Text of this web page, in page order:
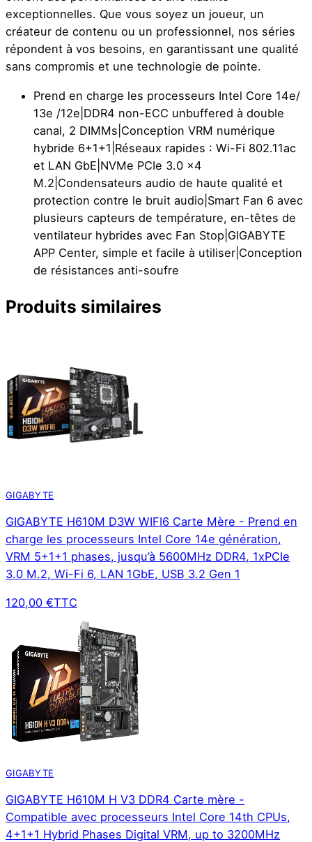
exceptionnelles. Que vous soyez un joueur, un
créateur de contenu ou un professionnel, nos séries
répondent à vos besoins, en garantissant une qualité
sans compromis et une technologie de pointe.
Prend en charge les processeurs Intel Core 14e/
13e /12e|DDR4 non-ECC unbuffered à double
canal, 2 DIMMs|Conception VRM numérique
hybride 6+1+1|Réseaux rapides : Wi-Fi 802.11ac
et LAN GbE|NVMe PCIe 3.0 x4
M.2|Condensateurs audio de haute qualité et
protection contre le bruit audio|Smart Fan 6 avec
plusieurs capteurs de température, en-têtes de
ventilateur hybrides avec Fan Stop|GIGABYTE
APP Center, simple et facile à utiliser|Conception
de résistances anti-soufre
Produits similaires
GIGABYTE
GIGABYTE H610M D3W WIFI6 Carte Mère - Prend en
charge les processeurs Intel Core 14e génération,
VRM 5+1+1 phases, jusqu’à 5600MHz DDR4, 1xPCIe
3.0 M.2, Wi-Fi 6, LAN 1GbE, USB 3.2 Gen 1
120,00 €TTC
GIGABYTE
GIGABYTE H610M H V3 DDR4 Carte mère -
Compatible avec processeurs Intel Core 14th CPUs,
4+1+1 Hybrid Phases Digital VRM, up to 3200MHz